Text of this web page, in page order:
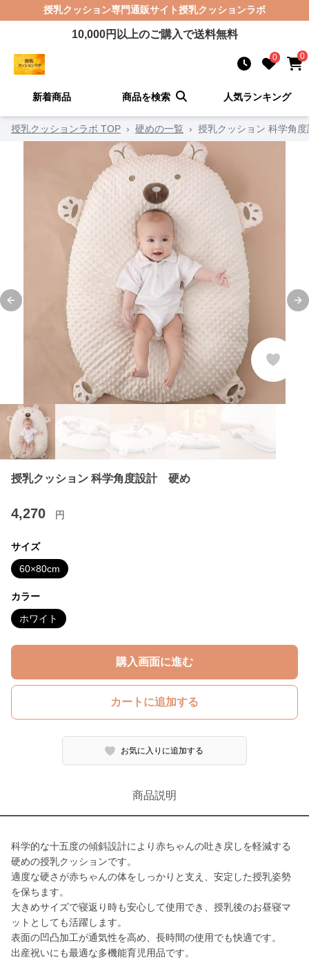
授乳クッション専門通販サイト授乳クッションラボ
10,000円以上のご購入で送料無料
0 0
新着商品 商品を検索 人気ランキング
授乳クッションラボ TOP › 硬めの一覧 › 授乳クッション 科学角
Previous slide
授乳クッション 科学角度設計 硬め
4,270 円
サイズ
60×80cm
カラー
ホワイト
購入画面に進む
カートに追加する
お気に入りに追加する
商品説明
科学的な十五度の傾斜設計により赤ちゃんの吐き戻しを軽減する
硬めの授乳クッションです。
適度な硬さが赤ちゃんの体をしっかりと支え、安定した授乳姿勢
を保ちます。
大きめサイズで寝返り時も安心して使用でき、授乳後のお昼寝マ
ットとしても活躍します。
表面の凹凸加工が通気性を高め、長時間の使用でも快適です。
出産祝いにも最適な多機能育児用品です。